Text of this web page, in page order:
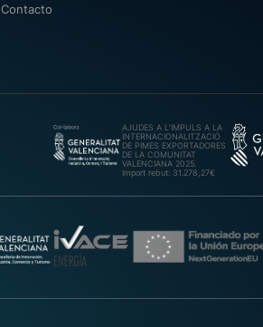
Contacto
AJUDES A L’IMPULS A LA
INTERNACIONALITZACIÓ
DE PIMES EXPORTADORES
DE LA COMUNITAT
VALENCIANA 2025.
Import rebut: 31.278,27€